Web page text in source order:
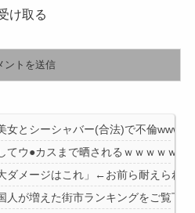
け取る
女とシーシャバー(合法)で不倫
てウ●カスまで晒されるｗｗｗｗｗ
ダメージはこれ」←お前ら耐えられ
人が増えた街市ランキングをご覧下